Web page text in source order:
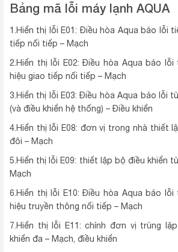
Bảng mã lỗi máy lạnh AQUA
1.Hiển thị lỗi E01: Điều hòa Aqua báo lỗi
tiếp nối tiếp – Mạch
2.Hiển thị lỗi E02: Điều hòa Aqua báo
hiệu giao tiếp nối tiếp – Mạch
3.Hiển thị lỗi E03: Điều hòa Aqua báo lỗi
(và điều khiển hệ thống) – Điều khiển
4.Hiển thị lỗi E08: đơn vị trong nhà thiết
đôi – Mạch
5.Hiển thị lỗi E09: thiết lập bộ điều khiển
Mạch
6.Hiển thị lỗi E10: Điều hòa Aqua báo
hiệu truyền thông nối tiếp – Mạch
7.Hiển thị lỗi E11: chính đơn vị trùng
khiển đa – Mạch, điều khiển